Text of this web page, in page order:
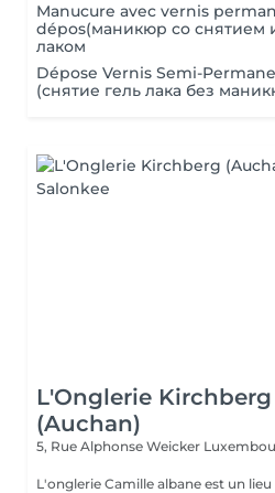
Manucure avec vernis
dépos(маникюр со снятием
лаком
Dépose Vernis Semi-
(снятие гель лака без
L'Onglerie Kirchberg
(Auchan)
5, Rue Alphonse Weicker
L'onglerie Camille albane est un